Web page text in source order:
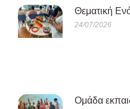
Θεματική
24/07/2026
Oμάδα